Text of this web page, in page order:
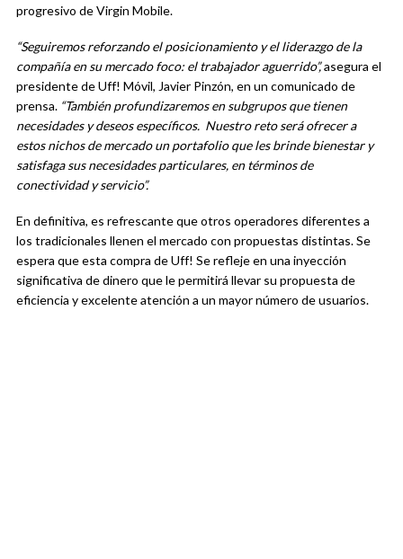
progresivo de Virgin Mobile.
“Seguiremos reforzando el posicionamiento y el liderazgo de la
compañía en su mercado foco: el trabajador aguerrido”,asegura el
presidente de Uff! Móvil, Javier Pinzón, en un comunicado de
prensa. “También profundizaremos en subgrupos que tienen
necesidades y deseos específicos. Nuestro reto será ofrecer a
estos nichos de mercado un portafolio que les brinde bienestar y
satisfaga sus necesidades particulares, en términos de
conectividad y servicio”.
En definitiva, es refrescante que otros operadores diferentes a
los tradicionales llenen el mercado con propuestas distintas. Se
espera que esta compra de Uff! Se refleje en una inyección
significativa de dinero que le permitirá llevar su propuesta de
eficiencia y excelente atención a un mayor número de usuarios.